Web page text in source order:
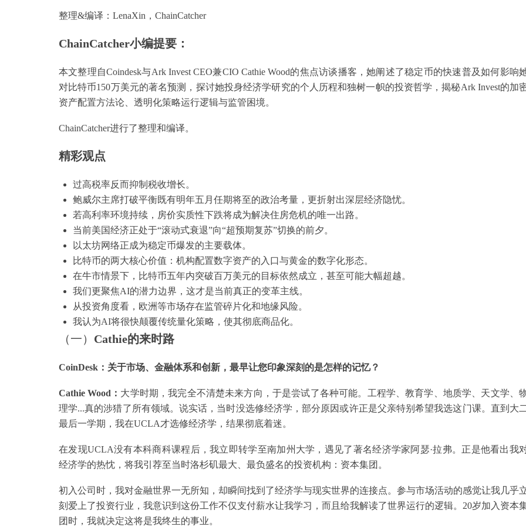
整理&编译：LenaXin，ChainCatcher
ChainCatcher小编提要：
本文整理自Coindesk与Ark Invest CEO兼CIO Cathie Wood的焦点访谈播客，她阐述了稳定币的快速普及如何影响
对比特币150万美元的著名预测，探讨她投身经济学研究的个人历程和独树一帜的投资哲学，揭秘Ark Invest的加
资产配置方法论、透明化策略运行逻辑与监管困境。
ChainCatcher进行了整理和编译。
精彩观点
过高税率反而抑制税收增长。
鲍威尔主席打破平衡既有明年五月任期将至的政治考量，更折射出深层经济隐忧。
若高利率环境持续，房价实质性下跌将成为解决住房危机的唯一出路。
当前美国经济正处于“滚动式衰退”向“超预期复苏”切换的前夕。
以太坊网络正成为稳定币爆发的主要载体。
比特币的两大核心价值：机构配置数字资产的入口与黄金的数字化形态。
在牛市情景下，比特币五年内突破百万美元的目标依然成立，甚至可能大幅超越。
我们更聚焦AI的潜力边界，这才是当前真正的变革主线。
从投资角度看，欧洲等市场存在监管碎片化和地缘风险。
我认为AI将很快颠覆传统量化策略，使其彻底商品化。
（一） Cathie的来时路
CoinDesk：关于市场、金融体系和创新，最早让您印象深刻的是怎样的记忆？
Cathie Wood ： 大学时期，我完全不清楚未来方向，于是尝试了各种可能。工程学、教育学、地质学、天文学、
理学...真的涉猎了所有领域。说实话，当时没选修经济学，部分原因或许正是父亲特别希望我选这门课。直到大
最后一学期，我在UCLA才选修经济学，结果彻底着迷。
在发现UCLA没有本科商科课程后，我立即转学至南加州大学，遇见了著名经济学家阿瑟·拉弗。正是他看出我
经济学的热忱，将我引荐至当时洛杉矶最大、最负盛名的投资机构：资本集团。
初入公司时，我对金融世界一无所知，却瞬间找到了经济学与现实世界的连接点。参与市场活动的感觉让我几乎
刻爱上了投资行业，我意识到这份工作不仅支付薪水让我学习，而且给我解读了世界运行的逻辑。20岁加入资本
团时，我就决定这将是我终生的事业。